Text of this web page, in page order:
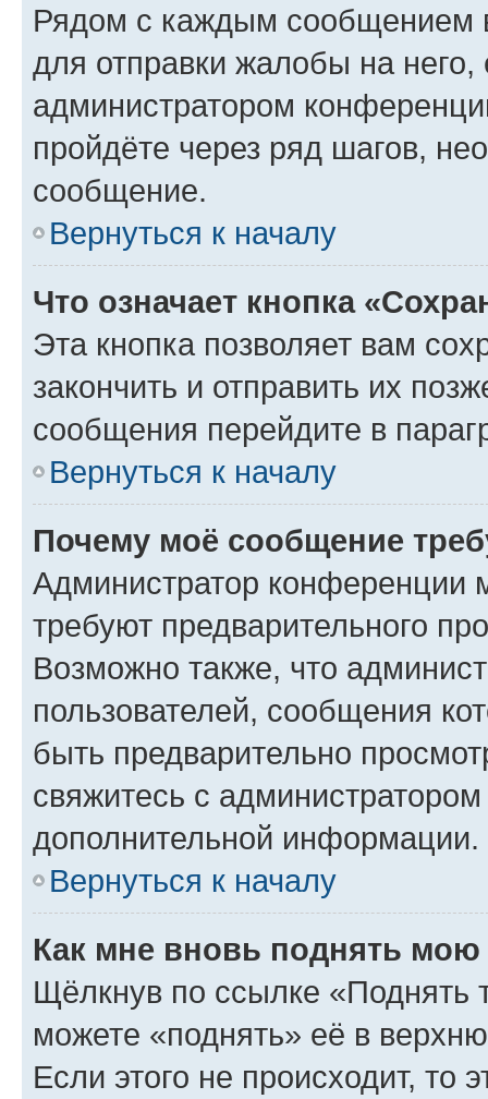
Рядом с каждым сообщением
для отправки жалобы на
администратором
пройдёте через ряд шагов,
сообщение.
Вернуться к началу
Что означает кнопка
Эта кнопка позволяет вам
закончить и отправить их
сообщения перейдите в
Вернуться к началу
Почему моё сообщение
Администратор конференции
требуют предварительного
Возможно также, что
пользователей, сообщения
быть предварительно
свяжитесь с
дополнительной информации.
Вернуться к началу
Как мне вновь поднять мою
Щёлкнув по ссылке «Поднять
можете «поднять» её в
Если этого не происходит, то